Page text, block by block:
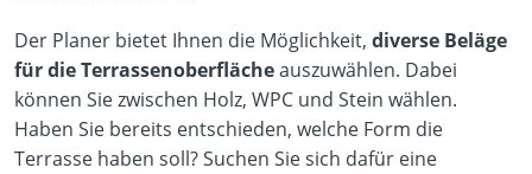
Der Planer bietet Ihnen die Möglichkeit, diverse Beläge
für die Terrassenoberflächeauszuwählen. Dabei
können Sie zwischen Holz, WPC und Stein wählen.
Haben Sie bereits entschieden, welche Form die
Terrasse haben soll? Suchen Sie sich dafür eine